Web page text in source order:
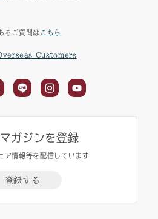
るご質問は こちら
Customers
ガジンを登録
ア情報等を配信しています
登録する